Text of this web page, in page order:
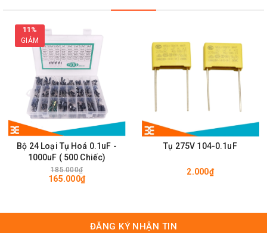
Kích Thước Thực Tế Tụ Đỏ CBB 400V
11%
GIẢM
Bộ 24 Loại Tụ Hoá 0.1uF -
1000uF ( 500 Chiếc)
185.000₫
165.000₫
Tụ 275V 104-0.1uF
2.000₫
ĐĂNG KÝ NHẬN TIN